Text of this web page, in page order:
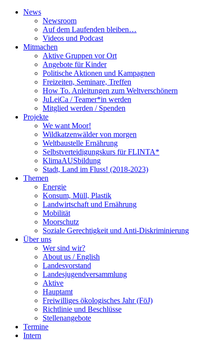
News
Newsroom
Auf dem Laufenden bleiben…
Videos und Podcast
Mitmachen
Aktive Gruppen vor Ort
Angebote für Kinder
Politische Aktionen und Kampagnen
Freizeiten, Seminare, Treffen
How To. Anleitungen zum Weltverschönern
JuLeiCa / Teamer*in werden
Mitglied werden / Spenden
Projekte
We want Moor!
Wildkatzenwälder von morgen
Weltbaustelle Ernährung
Selbstverteidigungskurs für FLINTA*
KlimaAUSbildung
Stadt, Land im Fluss! (2018-2023)
Themen
Energie
Konsum, Müll, Plastik
Landwirtschaft und Ernährung
Mobilität
Moorschutz
Soziale Gerechtigkeit und Anti-Diskriminierung
Über uns
Wer sind wir?
About us / English
Landesvorstand
Landesjugendversammlung
Aktive
Hauptamt
Freiwilliges ökologisches Jahr (FöJ)
Richtlinie und Beschlüsse
Stellenangebote
Termine
Intern